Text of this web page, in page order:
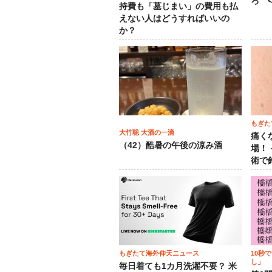
持費も「墓じまい」の費用も払
えない人はどうすればいいの
か？
大竹聡 大酒の一滴
（42）酷暑の午後の涼み酒
もぎ
痛く
場！
術で
もぎたて海外仰天ニュース
毎日着ても1カ月洗濯不要？ 米
10秒
し」